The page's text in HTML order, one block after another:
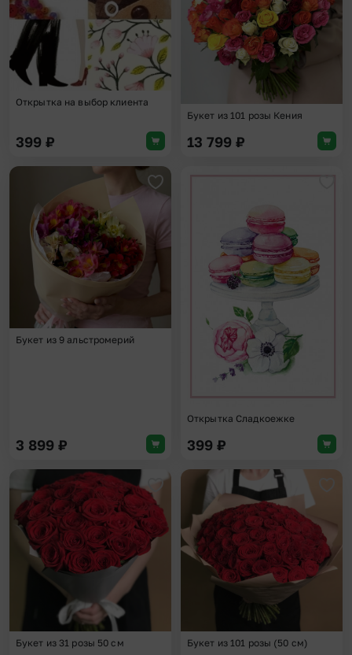
Открытка на выбор клиента
399 ₽
Букет из 101 розы Кения
13 799 ₽
Добавить в избранное
Букет из 9 альстромерий
3 899 ₽
Открытка Сладкоежке
399 ₽
Добавить в избранное
Букет из 31 розы 50 см Букет из 101 розы (50 см)